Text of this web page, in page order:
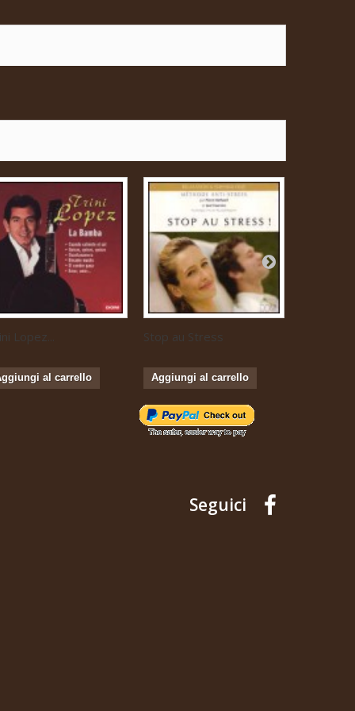
Lopez...
al carrello
Stop au Stress
Aggiungi al carrello
Seguici